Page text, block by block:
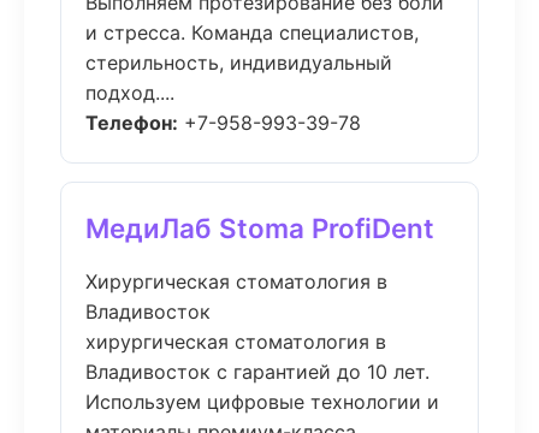
и стресса. Команда специалистов,
стерильность, индивидуальный
подход....
Телефон: +7-958-993-39-78
МедиЛаб Stoma ProfiDent
Хирургическая стоматология в
Владивосток
хирургическая стоматология в
Владивосток с гарантией до 10 лет.
Используем цифровые технологии и